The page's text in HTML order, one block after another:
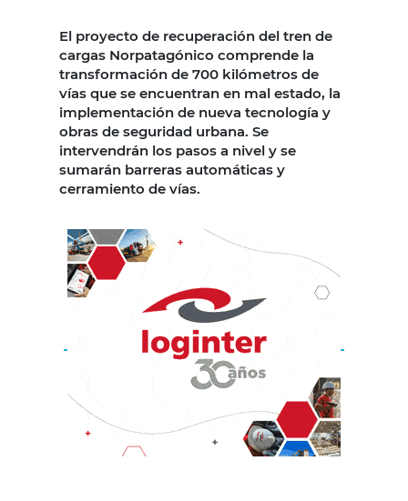
El proyecto de recuperación del tren de
cargas Norpatagónico comprende la
transformación de 700 kilómetros de
vías que se encuentran en mal estado, la
implementación de nueva tecnología y
obras de seguridad urbana. Se
intervendrán los pasos a nivel y se
sumarán barreras automáticas y
cerramiento de vías.